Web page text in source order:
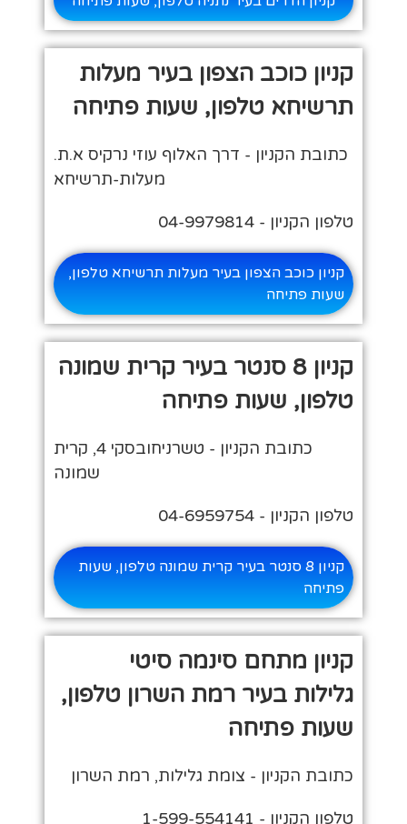
קניון כוכב הצפון בעיר מעלות
תרשיחא טלפון, שעות פתיחה
כתובת הקניון - דרך האלוף עוזי נרקיס א.ת.
מעלות-תרשיחא
טלפון הקניון - 04-9979814
קניון כוכב הצפון בעיר מעלות תרשיחא טלפון,
שעות פתיחה
קניון 8 סנטר בעיר קרית שמונה
טלפון, שעות פתיחה
כתובת הקניון - טשרניחובסקי 4, קרית
שמונה
טלפון הקניון - 04-6959754
קניון 8 סנטר בעיר קרית שמונה טלפון, שעות
פתיחה
קניון מתחם סינמה סיטי
גלילות בעיר רמת השרון טלפון,
שעות פתיחה
כתובת הקניון - צומת גלילות, רמת השרון
טלפון הקניון - 1-599-554141